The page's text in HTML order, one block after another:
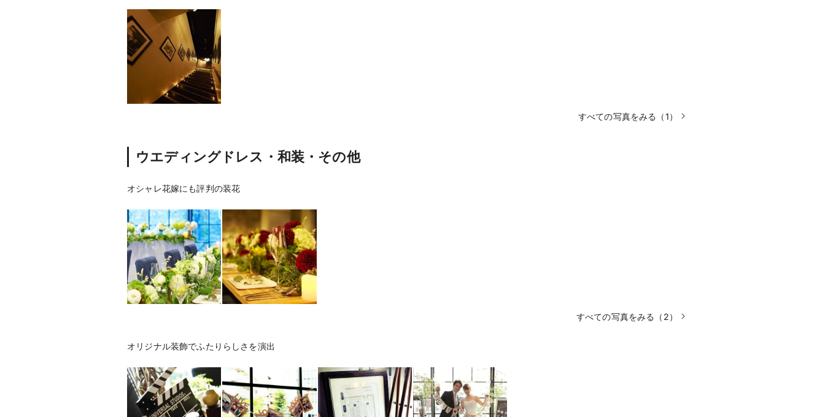
すべての写真をみる（1）
ウエディングドレス・和装・その他
オシャレ花嫁にも評判の装花
すべての写真をみる（2）
オリジナル装飾でふたりらしさを演出